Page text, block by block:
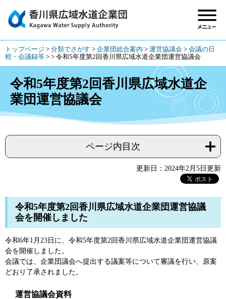
トップページ > 分類でさがす > 企業団総合案内 > 運営協議会 > 会議の日
程・会議録等 > > 令和5年度第2回香川県広域水道企業団運営協議会
令和5年度第2回香川県広域水道企
業団運営協議会
ページ内目次
更新日：2024年2月5日更新
令和5年度第2回香川県広域水道企業団運営協議
会を開催しました
令和6年1月23日に、令和5年度第2回香川県広域水道企業団運営協議
会を開催しました。
会議では、企業団議会へ提出する議案等について審議を行い、原案
どおり了承されました。
運営協議会資料